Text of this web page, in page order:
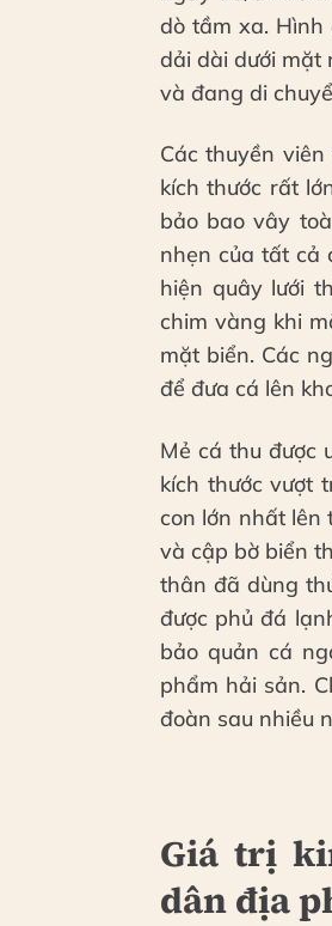
dò tầm xa. Hình
dải dài dưới mặt
và đang di
Các thuyền
kích thước rất
bảo bao vây
nhẹn của tất cả
hiện quây lưới
chim vàng khi
mặt biển. Các
để đưa cá lên
Mẻ cá thu được
kích thước vượt
con lớn nhất lên
và cập bờ biển
thân đã dùng
được phủ đá
bảo quản cá
phẩm hải sản.
đoàn sau nhiều
Giá trị
dân địa